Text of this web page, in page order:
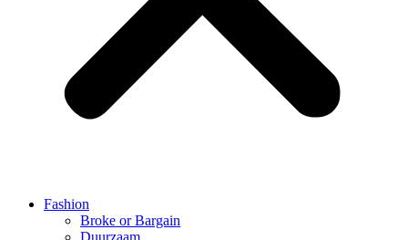
Fashion
Broke or Bargain
Duurzaam